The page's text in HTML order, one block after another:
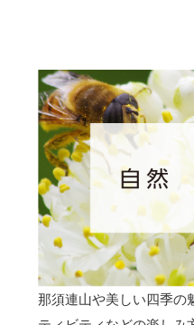
那須連山や美しい四季の